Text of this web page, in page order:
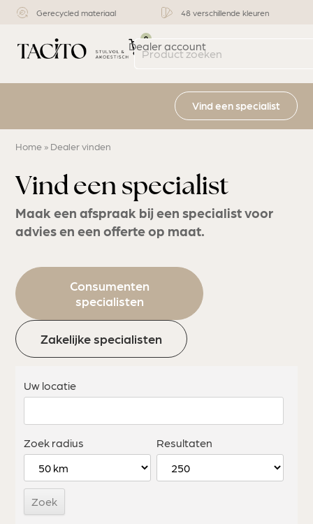
kleuren Stijlvol & functioneel
Dealer account
0
Vind een specialist
Home » Dealer vinden
Vind een specialist
Maak een afspraak bij een specialist voor
advies en een offerte op maat.
Consumenten
specialisten
Zakelijke specialisten
Uw locatie
Zoek radius Resultaten